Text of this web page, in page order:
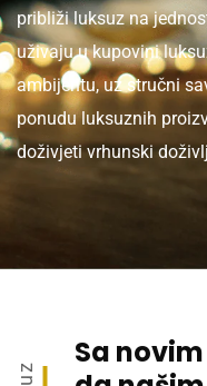
približi luksuz na
uživaju u kupovini
ambijentu, uz stručni
ponudu luksuznih
doživjeti vrhunski
Sa